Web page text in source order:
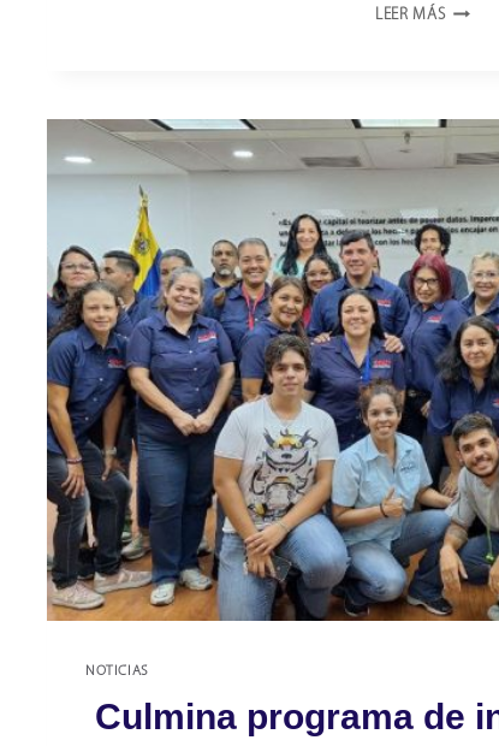
LEER MÁSCOMITÉ
MINCYT
DEL
ONCTI
NOTICIAS
Culmina programa de